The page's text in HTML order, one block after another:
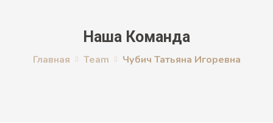
Наша Команда
Главная Team Чубич Татьяна Игоревна